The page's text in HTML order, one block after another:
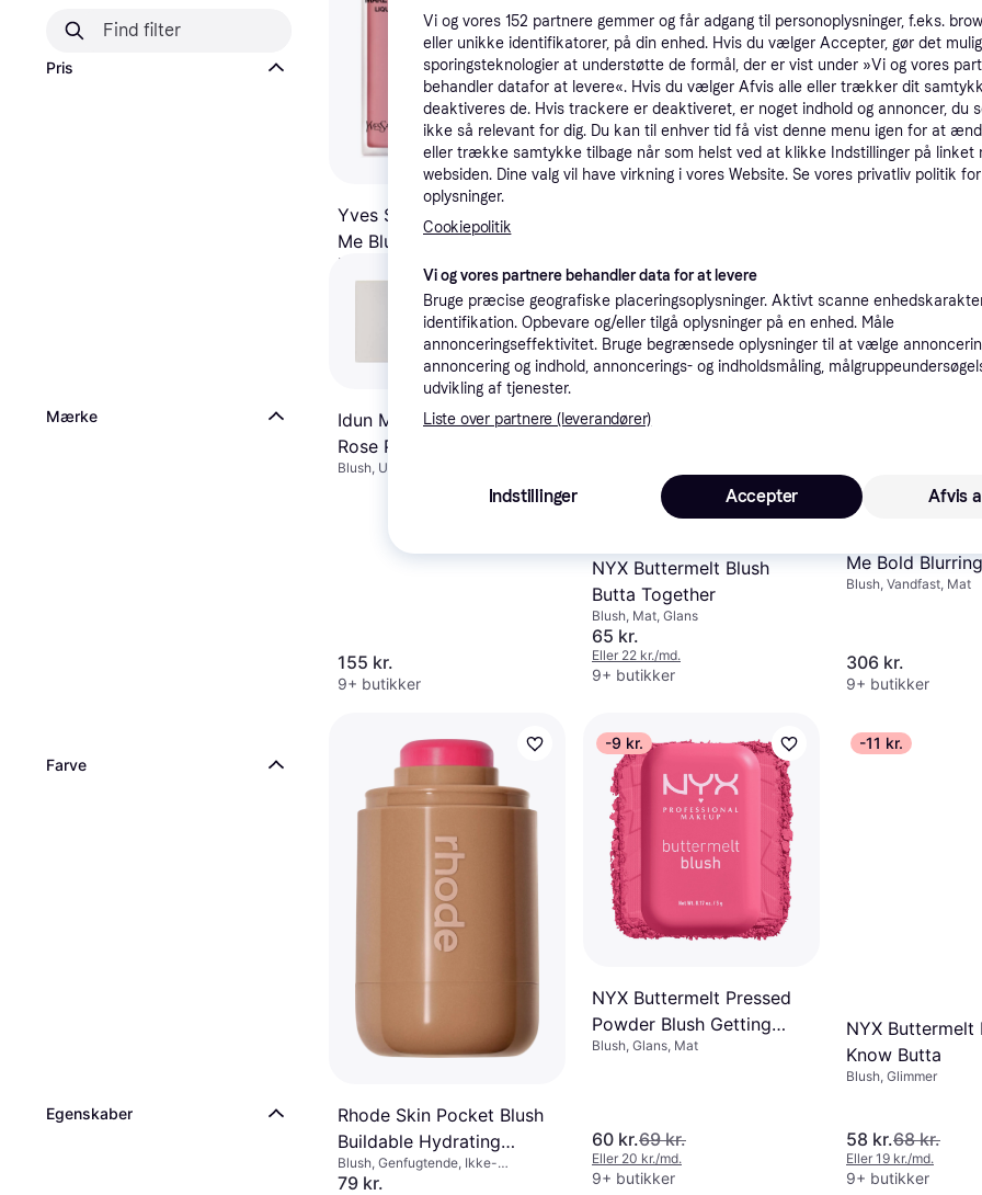
Pris
Mærke
Farve
Egenskaber
Yves Saint Laurent Make
Me Blush Liquid Blush #44
Nude Lavallière
Blush
279 kr. 18.600,00 kr./L
Yves Saint Laurent Make
Me Bold Blurring Blush
#93 Restless Rose
Blush, 1stk, Mat, Vandfast, Long-
lasting
#777 Orgasm
Blush, Long-lasting,
parabener, Mineral,
mineralsk olie,
Idun Minerals Blush Hallon
Rose Pink
Blush, Uden parabener, Uden
155 kr.
9+ butikker
NYX Buttermelt Blush
Butta Together
Blush, Mat, Glans
65 kr.
Eller 22 kr./md.
9+ butikker
Me Bold
#37 Peachy Nude
Blush, Vandfast, Mat
306 kr.
9+ butikker
Rhode Skin Pocket Blush
Buildable Hydrating
Cream Blush Juice Box
Blush, Genfugtende, Ikke-
komedogen, Dermatologisk testet,
79 kr.
-9 kr.
NYX Buttermelt Pressed
Powder Blush Getting
Butta
Blush, Glans, Mat
60 kr.69 kr.
Eller 20 kr./md.
9+ butikker
-11 kr.
NYX Buttermelt
Know Butta
Blush, Glimmer
58 kr.68 kr.
Eller 19 kr./md.
9+ butikker
Vi og vores 152 partnere gemmer og får adgang til personoplysninger, f.eks.
eller unikke identifikatorer, på din enhed. Hvis du vælger Accepter, gør det
sporingsteknologier at understøtte de formål, der er vist under »Vi og vores
behandler datafor at levere«. Hvis du vælger Afvis alle eller trækker dit
deaktiveres de. Hvis trackere er deaktiveret, er noget indhold og annoncer, du
ikke så relevant for dig. Du kan til enhver tid få vist denne menu igen for at
eller trække samtykke tilbage når som helst ved at klikke Indstillinger på linket
websiden. Dine valg vil have virkning i vores Website. Se vores privatliv politik
oplysninger.
Cookiepolitik
Vi og vores partnere behandler data for at levere
Bruge præcise geografiske placeringsoplysninger. Aktivt scanne
identifikation. Opbevare og/eller tilgå oplysninger på en enhed. Måle
annonceringseffektivitet. Bruge begrænsede oplysninger til at vælge
annoncering og indhold, annoncerings- og indholdsmåling,
udvikling af tjenester.
Liste over partnere (leverandører)
Indstillinger Afvis
Accepter